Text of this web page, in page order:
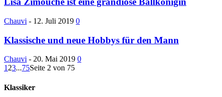
Chauvi - 12. Juli 2019 0
Klassische und neue Hobbys für den Mann
Chauvi - 20. Mai 2019 0
1 23...75Seite 2 von 75
Klassiker